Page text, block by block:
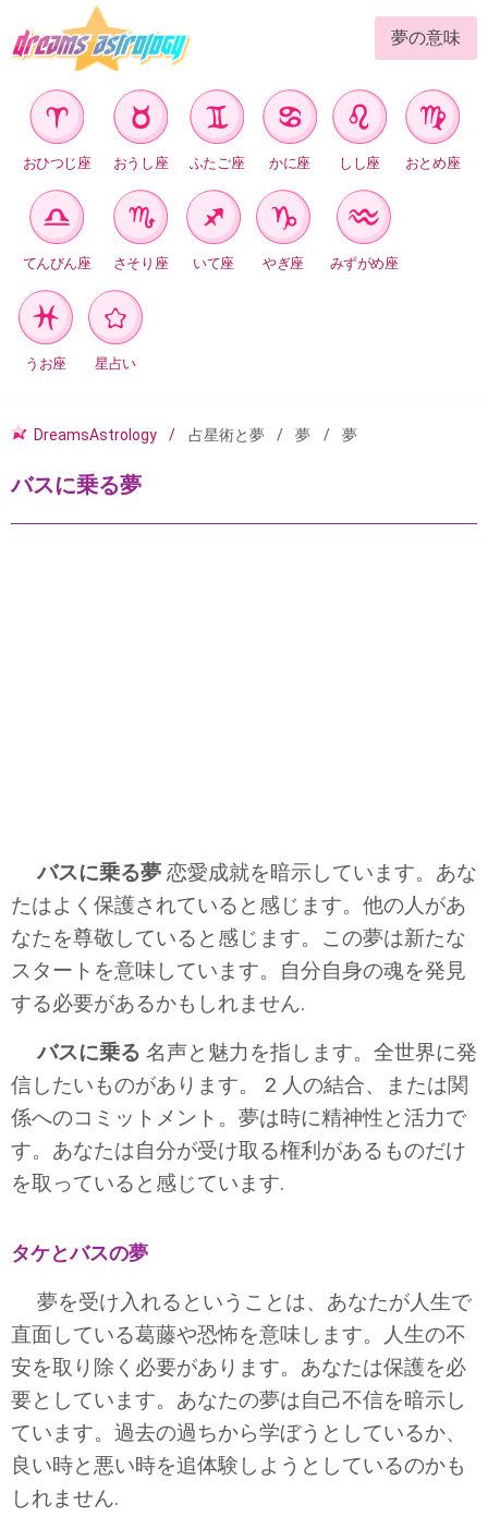
夢の意味
おひつじ座 おうし座 ふたご座 かに座 しし座 おとめ座
てんびん座 さそり座 いて座 やぎ座 みずがめ座
うお座 星占い
DreamsAstrology 占星術と夢 夢 夢
バスに乗る夢
バスに乗る夢 恋愛成就を暗示しています。あな
たはよく保護されていると感じます。他の人があ
なたを尊敬していると感じます。この夢は新たな
スタートを意味しています。自分自身の魂を発見
する必要があるかもしれません.
バスに乗る 名声と魅力を指します。全世界に発
信したいものがあります。 2 人の結合、または関
係へのコミットメント。夢は時に精神性と活力で
す。あなたは自分が受け取る権利があるものだけ
を取っていると感じています.
タケとバスの夢
夢を受け入れるということは、あなたが人生で
直面している葛藤や恐怖を意味します。人生の不
安を取り除く必要があります。あなたは保護を必
要としています。あなたの夢は自己不信を暗示し
ています。過去の過ちから学ぼうとしているか、
良い時と悪い時を追体験しようとしているのかも
しれません.